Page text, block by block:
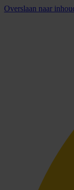
Overslaan naar